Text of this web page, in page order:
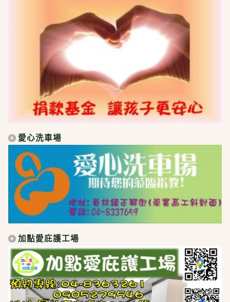
愛心洗車場
加點愛庇護工場